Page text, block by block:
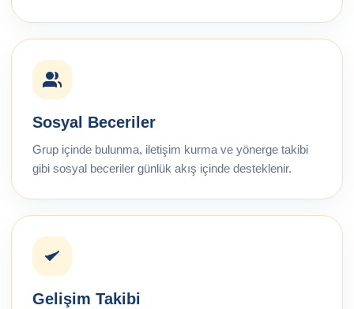
Sosyal Beceriler
Grup içinde bulunma, iletişim kurma ve yönerge takibi
gibi sosyal beceriler günlük akış içinde desteklenir.
Gelişim Takibi